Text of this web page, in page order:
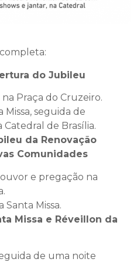
do Jubileu
Praça do Cruzeiro.
Missa, seguida de
de Brasília.
da Renovação
Comunidades
e pregação na
Santa Missa.
Missa e Réveillon da
de uma noite